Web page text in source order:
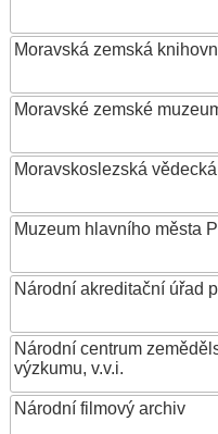
Moravská zemská
Moravské zemské
Moravskoslezská
Muzeum hlavního města
Národní akreditační úřad
Národní centrum
výzkumu, v.v.i.
Národní filmový archiv